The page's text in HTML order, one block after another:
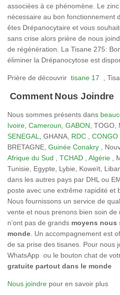
associées à ce phénomène. Le
nécessaire au bon fonctionnement
êtes Drépanocytaire et vous
sans crise alors prière de nous
de régénération. La Tisane 275:
éliminer la Drépanocytose est
Prière de découvrir tisane 17 ,
Comment Nous Joindre
Nous sommes présents dans
Ivoire, Cameroun, GABON, TOGO,
SENEGAL, GHANA, RDC , CONGO
BRETAGNE, Guinée Conakry ,
Afrique du Sud , TCHAD , Algérie ,
Tunisie, Egypte, Lybie, Koweït,
dans les autres pays par DHL ou
poste avec une extrême rapidité et
Nous fournissons un service de
vente et nous prenons bien soin
n’ont pas de grands moyens nous
monde. Un accompagnement est
de sa prise des tisanes. Pour nous
WhatsApp ou le bouton chat de
gratuite partout dans le monde
Nous joindre pour en savoir plus